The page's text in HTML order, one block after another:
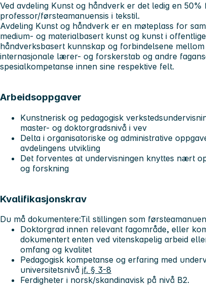
Ved avdeling Kunst og håndverk er det ledig en 50%
professor/førsteamanuensis i tekstil.
Avdeling Kunst og håndverk er en møteplass for
medium- og materialbasert kunst og kunst i
håndverksbasert kunnskap og forbindelsene
internasjonale lærer- og forskerstab og andre
spesialkompetanse innen sine respektive felt.
Arbeidsoppgaver
Kunstnerisk og pedagogisk
master- og doktorgradsnivå i vev
Delta i organisatoriske og administrative
avdelingens utvikling
Det forventes at undervisningen knyttes nært
og forskning
Kvalifikasjonskrav
Du må dokumentere:Til stillingen som
Doktorgrad innen relevant fagområde, eller
dokumentert enten ved vitenskapelig arbeid
omfang og kvalitet
Pedagogisk kompetanse og erfaring med
universitetsnivå jf. § 3-8
Ferdigheter i norsk/skandinavisk på nivå B2.